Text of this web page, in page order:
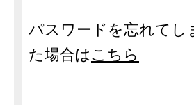
パスワードを忘れてし
た場合は こちら